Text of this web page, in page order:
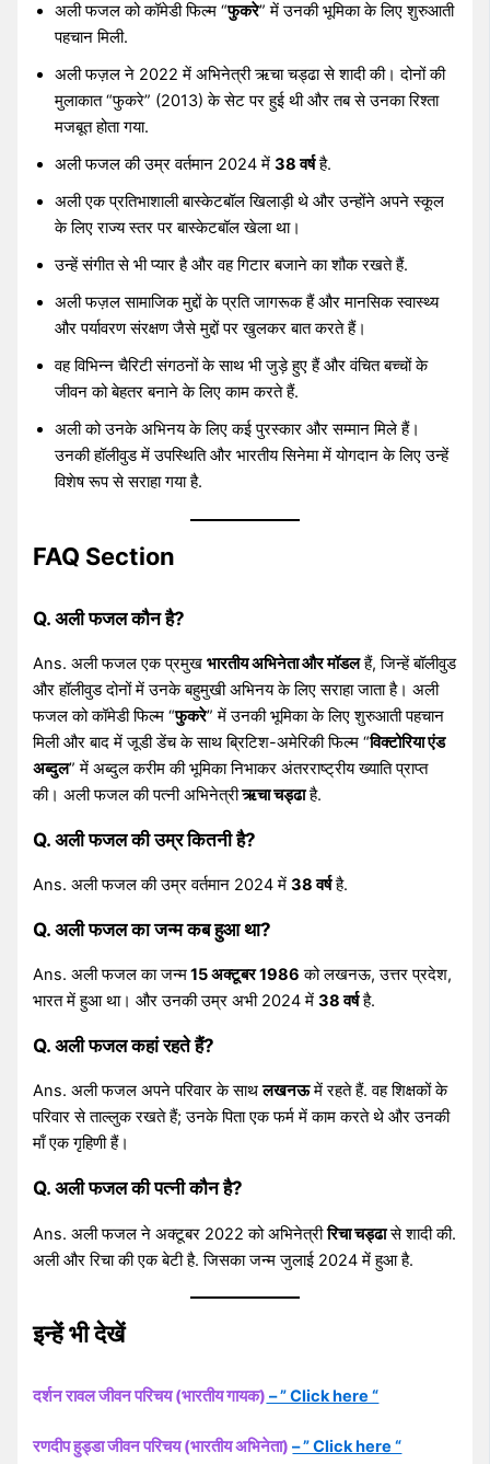
अली फजल को कॉमेडी फिल्म “फुकरे” में उनकी भूमिका के लिए शुरुआती
पहचान मिली.
अली फज़ल ने 2022 में अभिनेत्री ऋचा चड्ढा से शादी की। दोनों की
मुलाकात “फुकरे” (2013) के सेट पर हुई थी और तब से उनका रिश्ता
मजबूत होता गया.
अली फजल की उम्र वर्तमान 2024 में38 वर्षहै.
अली एक प्रतिभाशाली बास्केटबॉल खिलाड़ी थे और उन्होंने अपने स्कूल
के लिए राज्य स्तर पर बास्केटबॉल खेला था।
उन्हें संगीत से भी प्यार है और वह गिटार बजाने का शौक रखते हैं.
अली फज़ल सामाजिक मुद्दों के प्रति जागरूक हैं और मानसिक स्वास्थ्य
और पर्यावरण संरक्षण जैसे मुद्दों पर खुलकर बात करते हैं।
वह विभिन्न चैरिटी संगठनों के साथ भी जुड़े हुए हैं और वंचित बच्चों के
जीवन को बेहतर बनाने के लिए काम करते हैं.
अली को उनके अभिनय के लिए कई पुरस्कार और सम्मान मिले हैं।
उनकी हॉलीवुड में उपस्थिति और भारतीय सिनेमा में योगदान के लिए उन्हें
विशेष रूप से सराहा गया है.
FAQ Section
Q. अली फजल कौन है?
Ans. अली फजल एक प्रमुखभारतीय अभिनेता और मॉडलहैं, जिन्हें बॉलीवुड
और हॉलीवुड दोनों में उनके बहुमुखी अभिनय के लिए सराहा जाता है। अली
फजल को कॉमेडी फिल्म “फुकरे” में उनकी भूमिका के लिए शुरुआती पहचान
मिली और बाद में जूडी डेंच के साथ ब्रिटिश-अमेरिकी फिल्म “विक्टोरिया एंड
अब्दुल” में अब्दुल करीम की भूमिका निभाकर अंतरराष्ट्रीय ख्याति प्राप्त
की। अली फजल की पत्नी अभिनेत्रीऋचा चड्ढाहै.
Q. अली फजल की उम्र कितनी है?
Ans. अली फजल की उम्र वर्तमान 2024 में38 वर्षहै.
Q. अली फजल का जन्म कब हुआ था?
Ans. अली फजल का जन्म15 अक्टूबर 1986 को लखनऊ, उत्तर प्रदेश,
भारत में हुआ था। और उनकी उम्र अभी 2024 में38 वर्षहै.
Q. अली फजल कहां रहते हैं?
Ans. अली फजल अपने परिवार के साथलखनऊमें रहते हैं. वह शिक्षकों के
परिवार से ताल्लुक रखते हैं; उनके पिता एक फर्म में काम करते थे और उनकी
माँ एक गृहिणी हैं।
Q. अली फजल की पत्नी कौन है?
Ans. अली फजल ने अक्टूबर 2022 को अभिनेत्रीरिचा चड्ढासे शादी की.
अली और रिचा की एक बेटी है. जिसका जन्म जुलाई 2024 में हुआ है.
इन्हें भी देखें
दर्शन रावल जीवन परिचय (भारतीय गायक) – ” Click here “
रणदीप हुड्डा जीवन परिचय (भारतीय अभिनेता)– ” Click here “